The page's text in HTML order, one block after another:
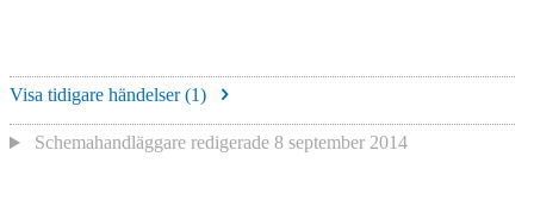
Visa tidigare händelser (1)
Schemahandläggare redigerade 8 september 2014